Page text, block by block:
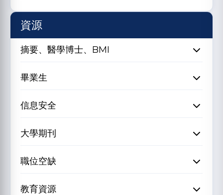
資源
摘要、醫學博士、BMI
畢業生
信息安全
大學期刊
職位空缺
教育資源